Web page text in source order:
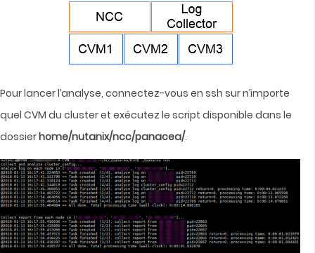
Pour lancer l’analyse, connectez-vous en ssh sur n’importe
quel CVM du cluster et exécutez le script disponible dans le
dossierhome/nutanix/ncc/panacea/.